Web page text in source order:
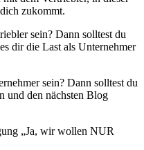
zukommt.
sein? Dann solltest du
dir die Last als Unternehmer
sein? Dann solltest du
und den nächsten Blog
„Ja, wir wollen NUR